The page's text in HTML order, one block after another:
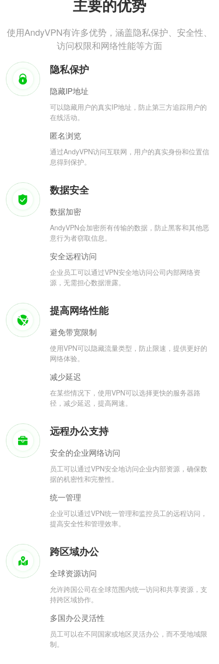
主要的优势
使用AndyVPN有许多优势，涵盖隐私保护、安全性、
访问权限和网络性能等方面
隐私保护
隐藏IP地址
可以隐藏用户的真实IP地址，防止第三方追踪用户的
在线活动。
匿名浏览
通过AndyVPN访问互联网，用户的真实身份和位置信
息得到保护。
数据安全
数据加密
AndyVPN会加密所有传输的数据，防止黑客和其他恶
意行为者窃取信息。
安全远程访问
企业员工可以通过VPN安全地访问公司内部网络资
源，无需担心数据泄露。
提高网络性能
避免带宽限制
使用VPN可以隐藏流量类型，防止限速，提供更好的
网络体验。
减少延迟
在某些情况下，使用VPN可以选择更快的服务器路
径，减少延迟，提高网速。
远程办公支持
安全的企业网络访问
员工可以通过VPN安全地访问企业内部资源，确保数
据的机密性和完整性。
统一管理
企业可以通过VPN统一管理和监控员工的远程访问，
提高安全性和管理效率。
跨区域办公
全球资源访问
允许跨国公司在全球范围内统一访问和共享资源，支
持跨区域协作。
多国办公灵活性
员工可以在不同国家或地区灵活办公，而不受地域限
制。